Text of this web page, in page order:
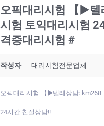
오픽대리시험 【▶텔
시험 토익대리시험
격증대리시험 #
작성자 대리시험전문업체
오픽대리시험 【▶텔레상담: km268
24시간 친절상담!!